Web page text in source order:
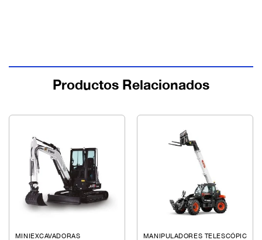
Productos Relacionados
MINIEXCAVADORAS MANIPULADORES TELESCÓPICOS